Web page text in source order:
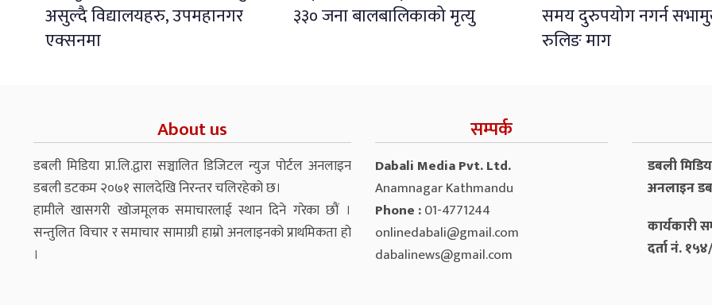
असुल्दै विद्यालयहरु, उपमहानगर
एक्सनमा
३३० जना बालबालिकाको मृत्यु
समय दुरुपयोग नगर्न
रुलिङ माग
About us
डबली मिडिया प्रा.लि.द्वारा सञ्चालित डिजिटल न्युज पोर्टल अनलाइन
डबली डटकम २०७१ सालदेखि निरन्तर चलिरहेको छ।
हामीले खासगरी खोजमूलक समाचारलाई स्थान दिने गरेका छौं ।
सन्तुलित विचार र समाचार सामाग्री हाम्रो अनलाइनको प्राथमिकता हो
।
सम्पर्क
Dabali Media Pvt. Ltd.
Anamnagar Kathmandu
Phone :01-4771244
onlinedabali@gmail.com
dabalinews@gmail.com
डबली
अनलाइन
कार्यकारी
दर्ता नं.